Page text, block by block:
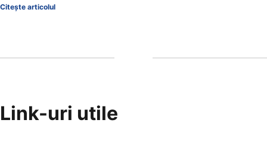
Citește articolul
Link-uri utile